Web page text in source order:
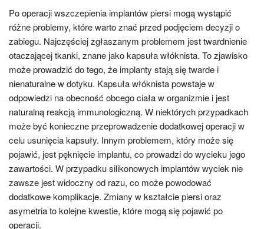
Po operacji wszczepienia implantów piersi mogą wystąpić
różne problemy, które warto znać przed podjęciem decyzji o
zabiegu. Najczęściej zgłaszanym problemem jest twardnienie
otaczającej tkanki, znane jako kapsuła włóknista. To zjawisko
może prowadzić do tego, że implanty stają się twarde i
nienaturalne w dotyku. Kapsuła włóknista powstaje w
odpowiedzi na obecność obcego ciała w organizmie i jest
naturalną reakcją immunologiczną. W niektórych przypadkach
może być konieczne przeprowadzenie dodatkowej operacji w
celu usunięcia kapsuły. Innym problemem, który może się
pojawić, jest pęknięcie implantu, co prowadzi do wycieku jego
zawartości. W przypadku silikonowych implantów wyciek nie
zawsze jest widoczny od razu, co może powodować
dodatkowe komplikacje. Zmiany w kształcie piersi oraz
asymetria to kolejne kwestie, które mogą się pojawić po
operacji.